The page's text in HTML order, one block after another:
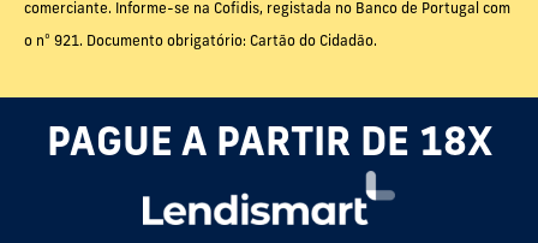
comerciante. Informe-se na Cofidis, registada no Banco de Portugal com
o nº 921. Documento obrigatório: Cartão do Cidadão.
PAGUE A PARTIR DE 18X